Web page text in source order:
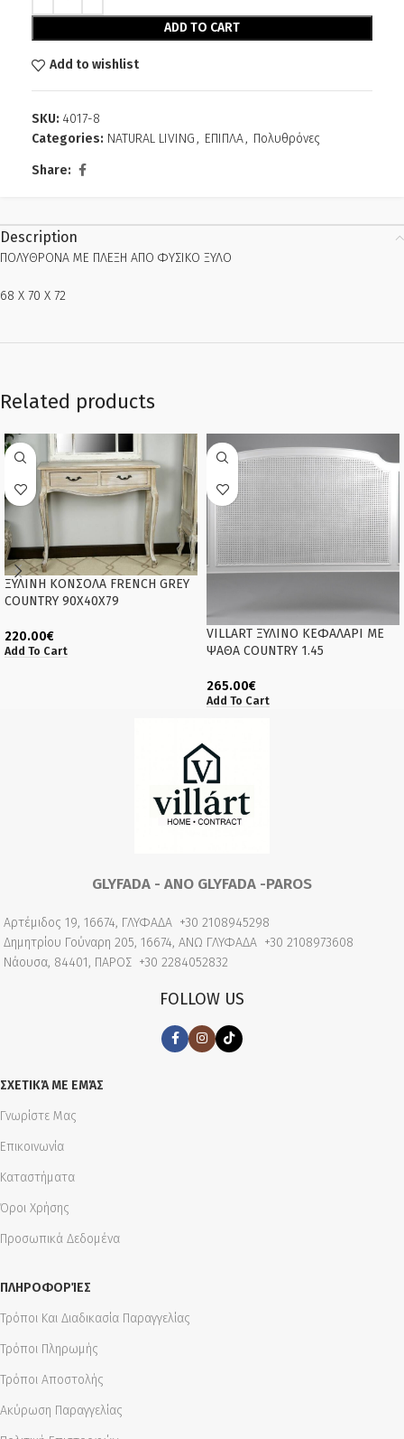
ADD TO CART
Add to wishlist
SKU: 4017-8
Categories: NATURAL LIVING, ΕΠΙΠΛΑ, Πολυθρόνες
Share:
Description
ΠΟΛΥΘΡΟΝΑ ΜΕ ΠΛΕΞΗ ΑΠΟ ΦΥΣΙΚΟ ΞΥΛΟ
68 Χ 70 Χ 72
Related products
ΞΥΛΙΝΗ KONΣΟΛΑ FRENCH GREY
COUNTRY 90Χ40Χ79
220.00€
Add To Cart
VILLART ΞΥΛΙΝΟ ΚΕΦΑΛΑΡΙ ΜΕ
ΨΑΘΑ COUNTRY 1.45
265.00€
Add To Cart
GLYFADA - ANO GLYFADA -PAROS
Αρτέμιδος 19, 16674, ΓΛΥΦΑΔΑ +30 2108945298
Δημητρίου Γούναρη 205, 16674, ΑΝΩ ΓΛΥΦΑΔΑ +30 2108973608
Νάουσα, 84401, ΠΑΡΟΣ +30 2284052832
FOLLOW US
ΣΧΕΤΙΚΆ ΜΕ ΕΜΆΣ
Γνωρίστε Μας
Επικοινωνία
Καταστήματα
Όροι Χρήσης
Προσωπικά Δεδομένα
ΠΛΗΡΟΦΟΡΊΕΣ
Τρόποι Και Διαδικασία Παραγγελίας
Τρόποι Πληρωμής
Τρόποι Αποστολής
Ακύρωση Παραγγελίας